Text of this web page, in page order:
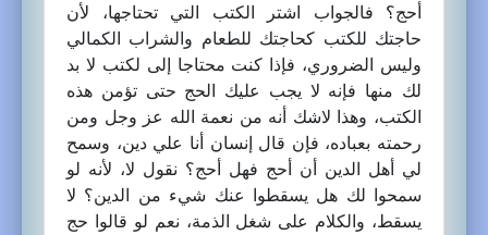
أحج؟ فالجواب اشتر الكتب التي تحتاجها، لأن
حاجتك للكتب كحاجتك للطعام والشراب الكمالي
وليس الضروري، فإذا كنت محتاجا إلى لكتب لا بد
لك منها فإنه لا يجب عليك الحج حتى تؤمن هذه
الكتب، وهذا لاشك أنه من نعمة الله عز وجل ومن
رحمته بعباده، فإن قال إنسان أنا علي دين، وسمح
لي أهل الدين أن أحج فهل أحج؟ نقول لا، لأنه لو
سمحوا لك هل يسقطوا عنك شيء من الدين؟ لا
يسقط، والكلام على شغل الذمة، نعم لو قالوا حج